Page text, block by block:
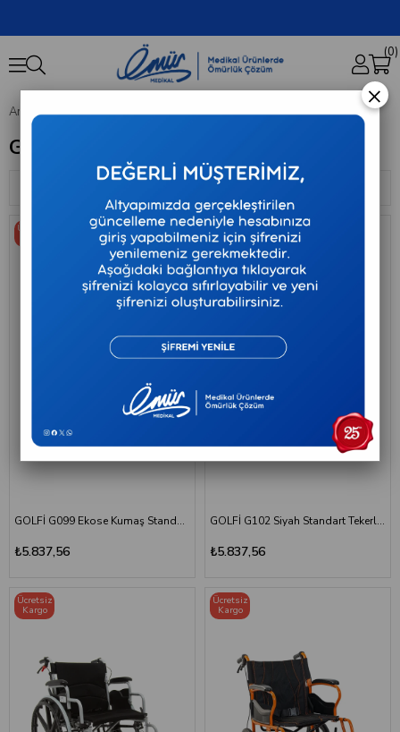
0
Anasayfa GOLFİ
GOLFİ
Filtreleme
GOLFİ G099 Ekose Kumaş Standart Tekerlekli Sandalye
₺5.837,56
Ücretsiz
GOLFİ G102 Siyah Standart Tekerlekli Sandalye
₺5.837,56
Ücretsiz
Kargo
Ücretsiz
Kargo
Ücretsiz
Kargo
×